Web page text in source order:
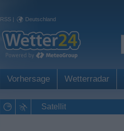
RSS | Deutschland
Vorhersage Wetterradar
Satellit